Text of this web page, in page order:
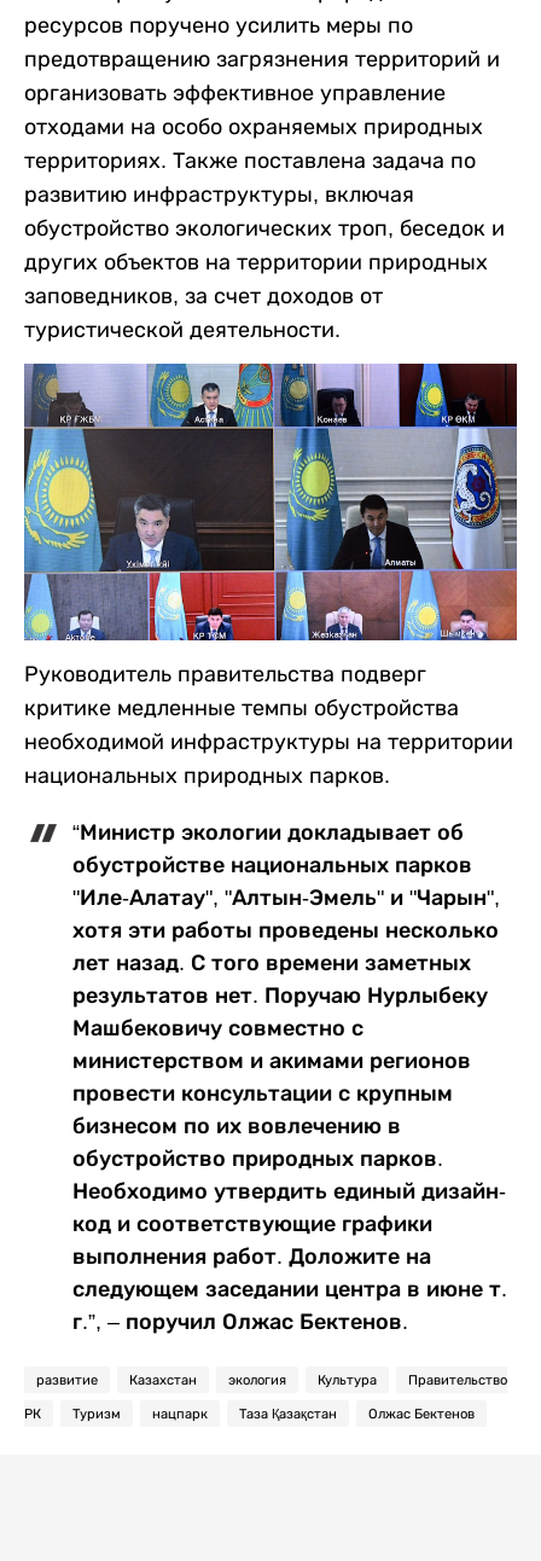
ресурсов поручено усилить меры по
предотвращению загрязнения территорий и
организовать эффективное управление
отходами на особо охраняемых природных
территориях. Также поставлена задача по
развитию инфраструктуры, включая
обустройство экологических троп, беседок и
других объектов на территории природных
заповедников, за счет доходов от
туристической деятельности.
Руководитель правительства подверг
критике медленные темпы обустройства
необходимой инфраструктуры на территории
национальных природных парков.
“Министр экологии докладывает об
обустройстве национальных парков
"Иле-Алатау", "Алтын-Эмель" и "Чарын",
хотя эти работы проведены несколько
лет назад. С того времени заметных
результатов нет. Поручаю Нурлыбеку
Машбековичу совместно с
министерством и акимами регионов
провести консультации с крупным
бизнесом по их вовлечению в
обустройство природных парков.
Необходимо утвердить единый дизайн-
код и соответствующие графики
выполнения работ. Доложите на
следующем заседании центра в июне т.
г.”, – поручил Олжас Бектенов.
развитие Казахстан экология Культура Правительство
РК Туризм нацпарк Таза Қазақстан Олжас Бектенов